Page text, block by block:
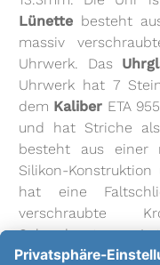
Lünette besteht
massiv
Uhrwerk. Das
Uhrwerk hat 7
dem Kaliber ETA
und hat Striche
besteht aus einer
Silikon-
hat eine
verschraubte
Sekundenstopp,
Zentralsekunde,